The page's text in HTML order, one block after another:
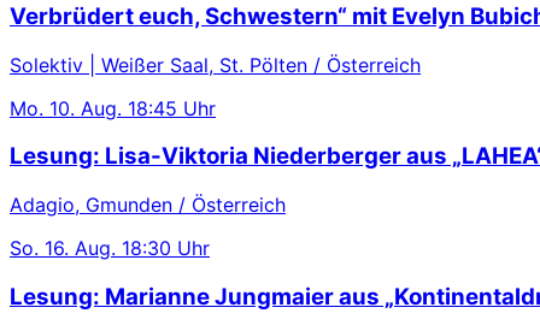
Verbrüdert euch, Schwestern“ mit Evelyn
Solektiv | Weißer Saal, St. Pölten / Österreich
Mo. 10. Aug. 18:45 Uhr
Lesung: Lisa-Viktoria Niederberger aus
Adagio, Gmunden / Österreich
So. 16. Aug. 18:30 Uhr
Lesung: Marianne Jungmaier aus